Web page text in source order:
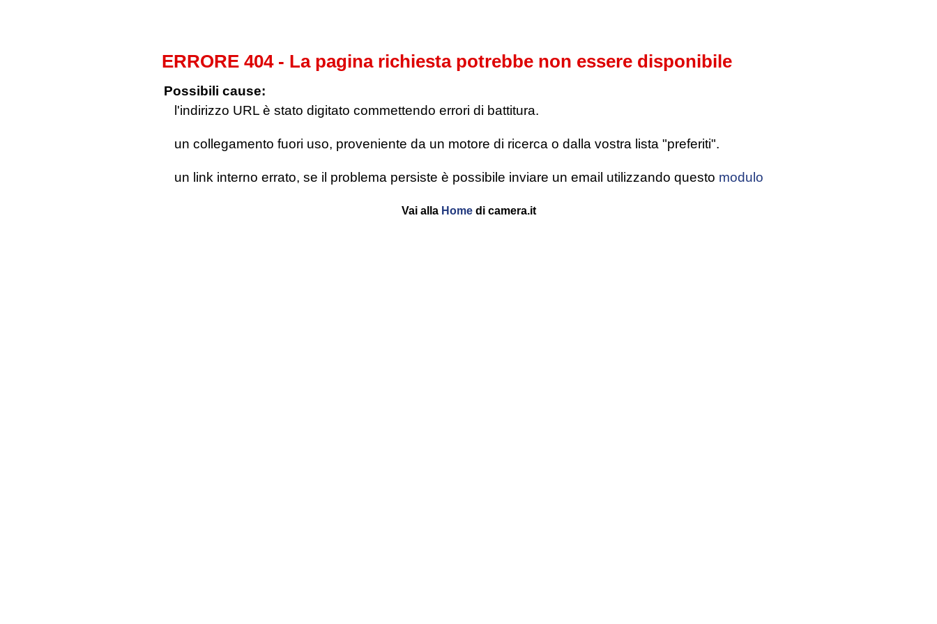
ERRORE 404 - La pagina richiesta potrebbe non essere disponibile
Possibili cause:
l'indirizzo URL è stato digitato commettendo errori di battitura.
un collegamento fuori uso, proveniente da un motore di ricerca o dalla vostra lista "preferiti".
un link interno errato, se il problema persiste è possibile inviare un email utilizzando questo modulo
Vai alla Homedi camera.it